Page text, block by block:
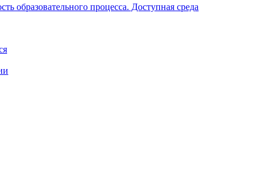
образовательного процесса. Доступная среда